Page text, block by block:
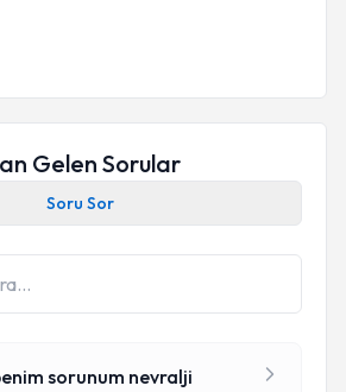
Gelen Sorular
Soru Sor
sorunum nevralji